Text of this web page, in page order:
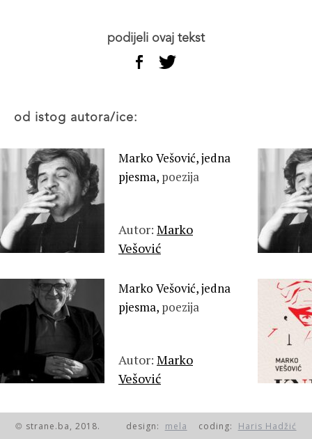
podijeli ovaj tekst
od istog autora/ice:
Marko Vešović, jedna
pjesma, poezija
Autor: Marko
Vešović
Marko Vešović, jedna
pjesma, poezija
Autor: Marko
Vešović
© strane.ba, 2018. design: mela coding: Haris Hadžić